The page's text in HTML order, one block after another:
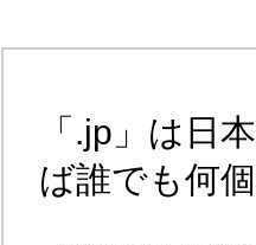
「.jp」は日
ば誰でも何